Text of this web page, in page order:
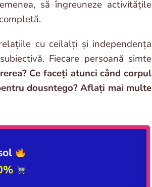
să îngreuneze activitățile
cu ceilalți și independența
Fiecare persoană simte
Ce faceți atunci când corpul
dousntego? Aflați mai multe